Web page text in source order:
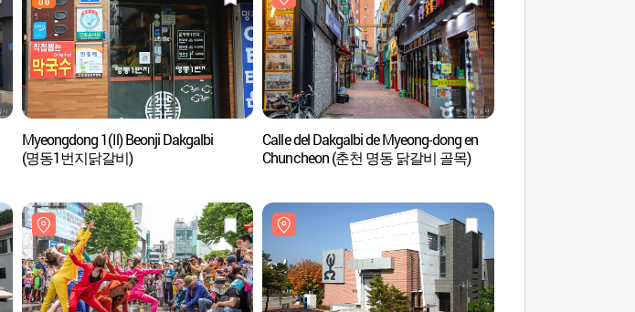
Myeongdong 1(Il) Beonji Dakgalbi
(명동1번지닭갈비)
Calle del Dakgalbi de Myeong-dong en
Chuncheon (춘천 명동 닭갈비 골목)